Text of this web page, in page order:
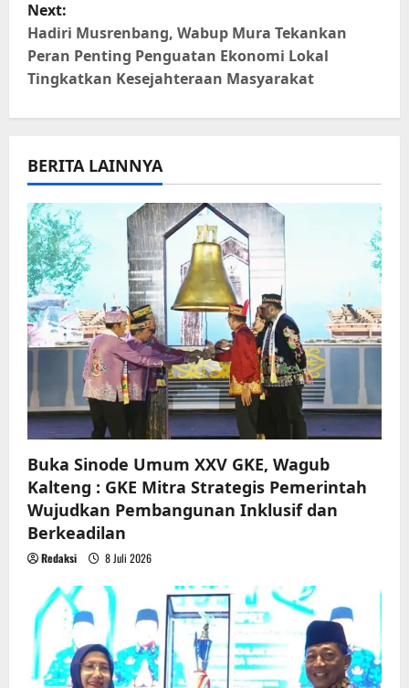
t
n
a
v
i
g
a
t
i
o
n
Next:
Hadiri Musrenbang, Wabup Mura Tekankan
Peran Penting Penguatan Ekonomi Lokal
Tingkatkan Kesejahteraan Masyarakat
BERITA LAINNYA
Buka Sinode Umum XXV GKE, Wagub
Kalteng : GKE Mitra Strategis Pemerintah
Wujudkan Pembangunan Inklusif dan
Berkeadilan
Redaksi 8 Juli 2026